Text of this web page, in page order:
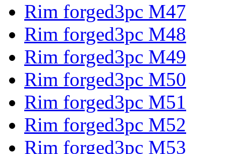
Rim forged3pc M47
Rim forged3pc M48
Rim forged3pc M49
Rim forged3pc M50
Rim forged3pc M51
Rim forged3pc M52
Rim forged3pc M53